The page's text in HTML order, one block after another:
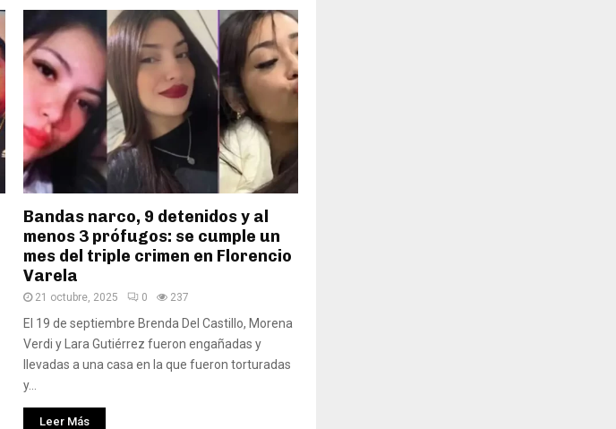
Bandas narco, 9 detenidos y al
menos 3 prófugos: se cumple un
mes del triple crimen en Florencio
Varela
21 octubre, 2025 0 237
El 19 de septiembre Brenda Del Castillo, Morena
Verdi y Lara Gutiérrez fueron engañadas y
llevadas a una casa en la que fueron torturadas
y...
Leer Más